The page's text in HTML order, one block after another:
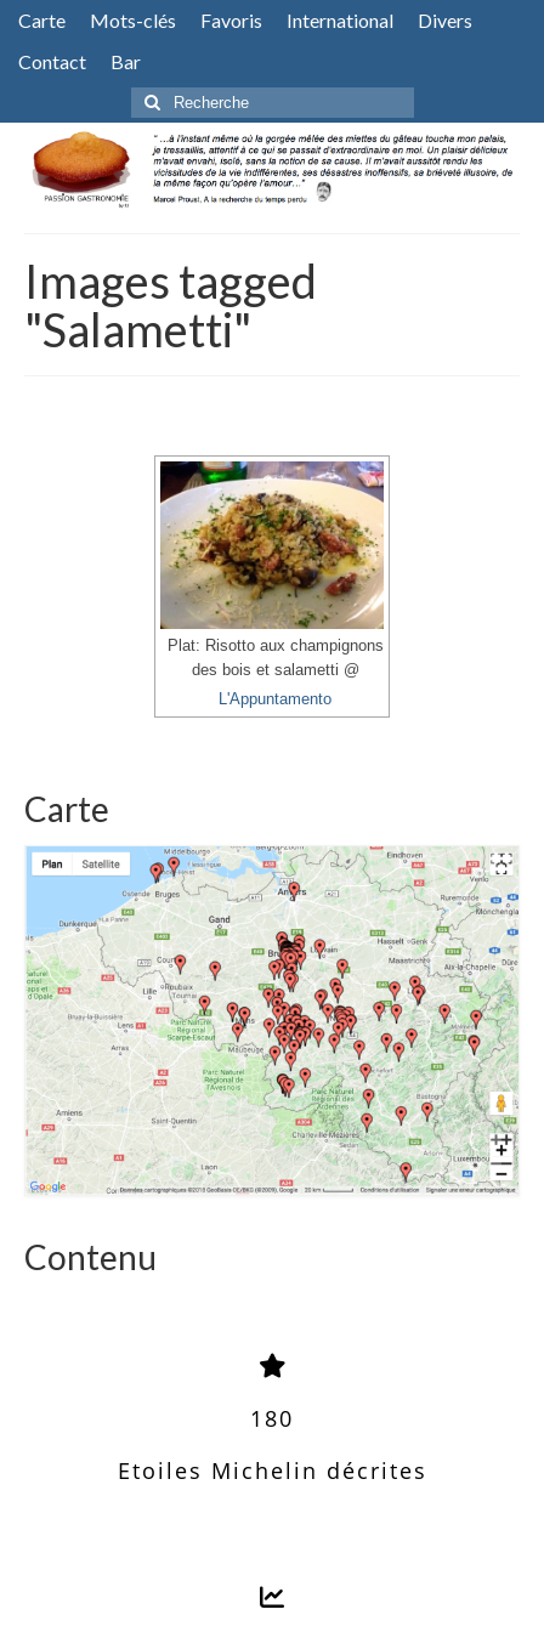
Carte Mots-clés Favoris International
Divers
Contact
Bar
Rechercher
:
Images tagged
"Salametti"
Plat: Risotto aux champignons
des bois et salametti @
L'Appuntamento
Carte
Contenu
180
Etoiles Michelin décrites